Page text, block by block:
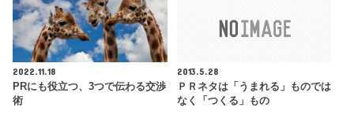
2022.11.18
PRにも役立つ、3つで伝わる交渉
術
2013.5.28
ＰＲネタは「うまれる」ものでは
なく「つくる」もの